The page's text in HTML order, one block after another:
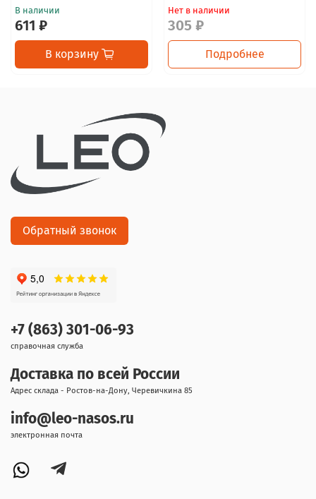
В наличии
611 ₽
В корзину
Нет в наличии
305 ₽
Подробнее
+7 (863) 301-06-93
справочная служба
Доставка по всей России
Адрес склада - Ростов-на-Дону, Черевичкина 85
info@leo-nasos.ru
электронная почта
Обратный звонок